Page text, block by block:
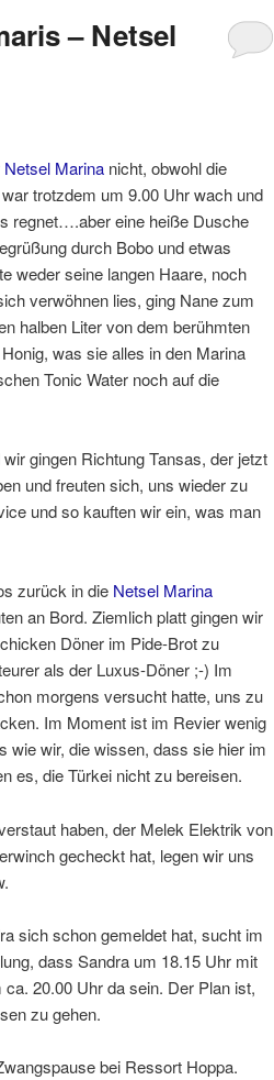
– Netsel
Netsel Marina nicht, obwohl die
trotzdem um 9.00 Uhr wach und
regnet….aber eine heiße Dusche
durch Bobo und etwas
weder seine langen Haare, noch
verwöhnen lies, ging Nane zum
halben Liter von dem berühmten
was sie alles in den Marina
Tonic Water noch auf die
gingen Richtung Tansas, der jetzt
und freuten sich, uns wieder zu
und so kauften wir ein, was man
zurück in die Netsel Marina
an Bord. Ziemlich platt gingen wir
Döner im Pide-Brot zu
als der Luxus-Döner ;-) Im
morgens versucht hatte, uns zu
Im Moment ist im Revier wenig
wie wir, die wissen, dass sie hier im
es, die Türkei nicht zu bereisen.
haben, der Melek Elektrik von
gecheckt hat, legen wir uns
sich schon gemeldet hat, sucht im
dass Sandra um 18.15 Uhr mit
20.00 Uhr da sein. Der Plan ist,
zu gehen.
bei Ressort Hoppa.